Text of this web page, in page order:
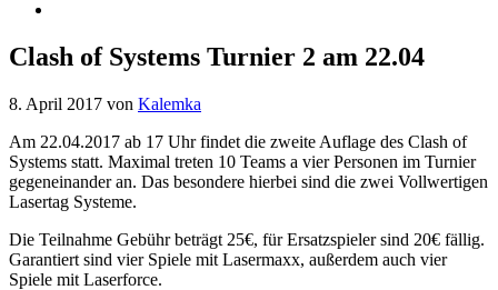
Clash of Systems Turnier 2 am 22.04
8. April 2017 von Kalemka
Am 22.04.2017 ab 17 Uhr findet die zweite Auflage des Clash of
Systems statt. Maximal treten 10 Teams a vier Personen im Turnier
gegeneinander an. Das besondere hierbei sind die zwei Vollwertigen
Lasertag Systeme.
Die Teilnahme Gebühr beträgt 25€, für Ersatzspieler sind 20€ fällig.
Garantiert sind vier Spiele mit Lasermaxx, außerdem auch vier
Spiele mit Laserforce.